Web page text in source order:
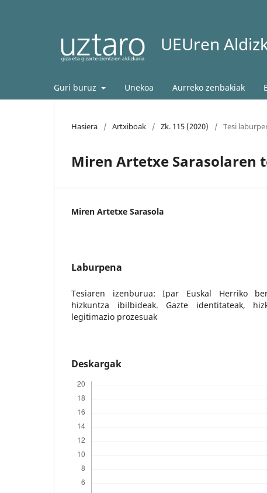
UEUren
Guri buruz Unekoa Aurreko zenbakiak
Hasiera / Artxiboak / Zk. 115 (2020) / Tesi
Miren Artetxe Sarasolaren
Miren Artetxe Sarasola
Laburpena
Tesiaren izenburua: Ipar Euskal Herriko
hizkuntza ibilbideak. Gazte identitateak,
legitimazio prozesuak
Deskargak